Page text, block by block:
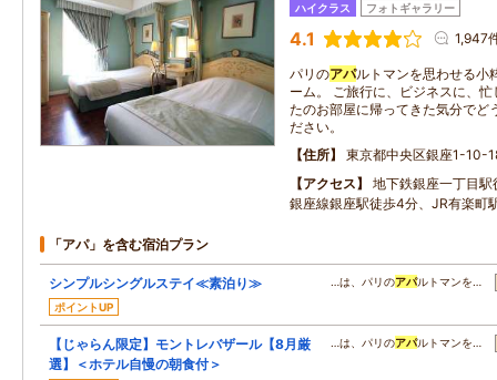
ハイクラス フォトギャラリー
4.1 1,947
パリのアパルトマンを思わせる小
ーム。 ご旅行に、ビジネスに、
たのお部屋に帰ってきた気分でど
ださい。
住所
東京都中央区銀座1-10-
アクセス
地下鉄銀座一丁目
銀座線銀座駅徒歩4分、JR有楽町
「アパ」を含む宿泊プラン
シンプルシングルステイ≪素泊り≫
ポイントUP
…は、パリのアパルトマンを…
【じゃらん限定】モントレバザール【8月厳
選】＜ホテル自慢の朝食付＞
…は、パリのアパルトマンを…